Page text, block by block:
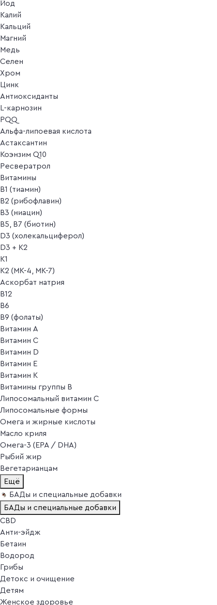
Йод
Калий
Кальций
Магний
Медь
Селен
Хром
Цинк
Антиоксиданты
L-карнозин
PQQ
Альфа-липоевая кислота
Астаксантин
Коэнзим Q10
Ресвератрол
Витамины
B1 (тиамин)
B2 (рибофлавин)
B3 (ниацин)
B5, B7 (биотин)
D3 (холекальциферол)
D3 + K2
K1
K2 (MK-4, MK-7)
Аскорбат натрия
В12
В6
В9 (фолаты)
Витамин A
Витамин C
Витамин D
Витамин E
Витамин K
Витамины группы B
Липосомальный витамин C
Липосомальные формы
Омега и жирные кислоты
Масло криля
Омега-3 (EPA / DHA)
Рыбий жир
Вегетарианцам
Ещё
БАДы и специальные добавки
БАДы и специальные добавки
CBD
Анти-эйдж
Бетаин
Водород
Грибы
Детокс и очищение
Детям
Женское здоровье